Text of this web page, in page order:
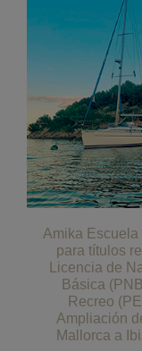
Amika Escuela
para títulos
Licencia de
Básica
Recreo
Ampliación
Mallorca a